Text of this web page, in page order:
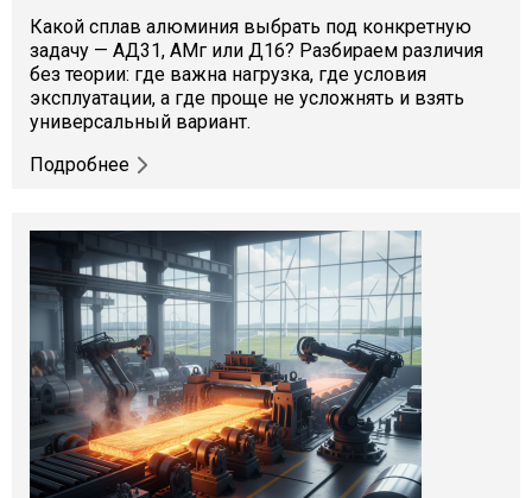
Какой сплав алюминия выбрать под конкретную
задачу — АД31, АМг или Д16? Разбираем различия
без теории: где важна нагрузка, где условия
эксплуатации, а где проще не усложнять и взять
универсальный вариант.
Подробнее